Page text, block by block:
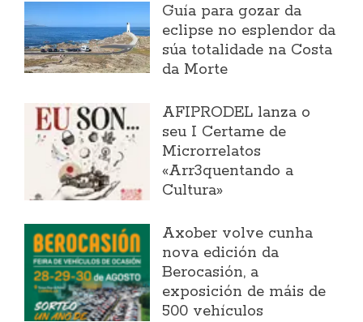
Guía para gozar da
eclipse no esplendor da
súa totalidade na Costa
da Morte
AFIPRODEL lanza o
seu I Certame de
Microrrelatos
«Arr3quentando a
Cultura»
Axober volve cunha
nova edición da
Berocasión, a
exposición de máis de
500 vehículos